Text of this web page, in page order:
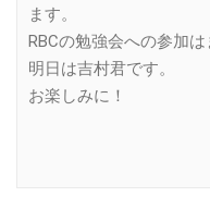
ます。
RBCの勉強会への参加は
明日は吉村君です。
お楽しみに！